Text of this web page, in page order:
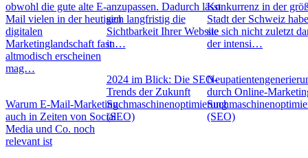
obwohl die gute alte E-
Mail vielen in der heutigen
digitalen
Marketinglandschaft fast
altmodisch erscheinen
mag…
Warum E-Mail-Marketing
auch in Zeiten von Social
Media und Co. noch
relevant ist
anzupassen. Dadurch lässt
sich langfristig die
Sichtbarkeit Ihrer Website
in…
2024 im Blick: Die SEO-
Trends der Zukunft
Suchmaschinenoptimierung
(SEO)
Konkurrenz in der
Stadt der Schweiz
sie sich nicht zuletzt
der intensi…
durch Online-
(SEO)